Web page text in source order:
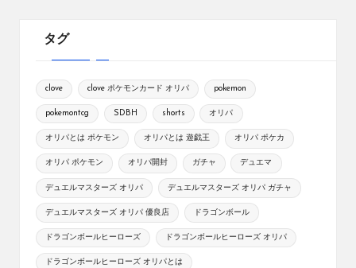
タグ
clove clove ポケモンカード オリパ pokemon
pokemontcg SDBH shorts オリパ
オリパとは ポケモン オリパとは 遊戯王 オリパ ポケカ
オリパ ポケモン オリパ開封 ガチャ デュエマ
デュエルマスターズ オリパ デュエルマスターズ オリパ ガチャ
デュエルマスターズ オリパ 優良店 ドラゴンボール
ドラゴンボールヒーローズ ドラゴンボールヒーローズ オリパ
ドラゴンボールヒーローズ オリパとは